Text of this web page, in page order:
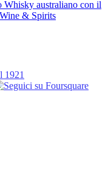
Whisky australiano con il
& Spirits